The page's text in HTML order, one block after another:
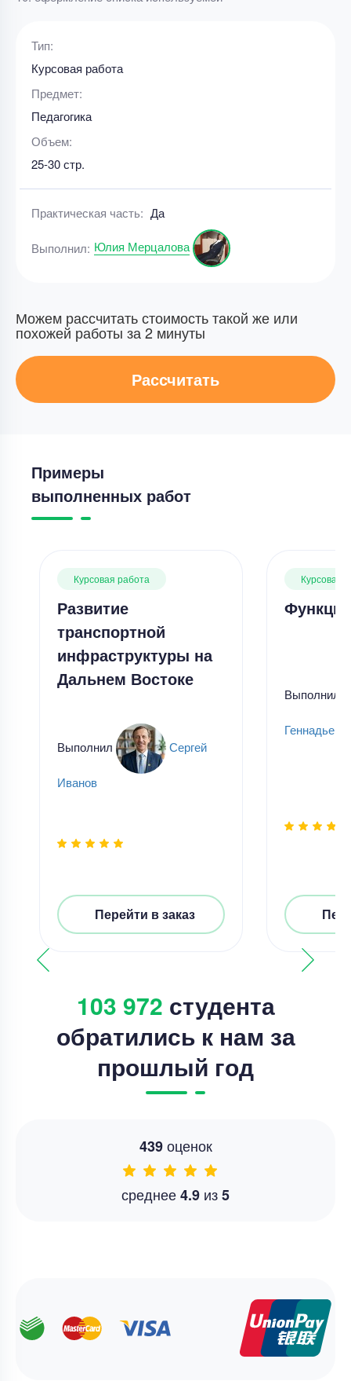
Тип:
Курсовая работа
Предмет:
Педагогика
Объем:
25-30 стр.
Практическая часть: Да
Выполнил: Юлия Мерцалова
Можем рассчитать стоимость такой же или
похожей работы за 2 минуты
Рассчитать
Примеры
выполненных работ
Курсовая работа
Развитие
транспортной
инфраструктуры на
Дальнем Востоке
Выполнил Сергей
Иванов
Перейти в заказ
Курсовая
Выполнил
103 972 студента
обратились к нам за
прошлый год
439оценок
среднее4.9 из5